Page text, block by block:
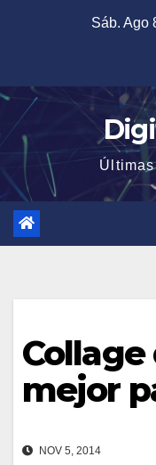
Sáb. Ago
mejor
NOV 5, 2014